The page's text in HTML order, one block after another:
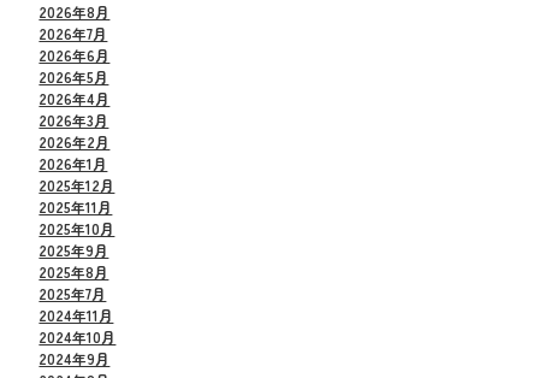
2026年8月
2026年7月
2026年6月
2026年5月
2026年4月
2026年3月
2026年2月
2026年1月
2025年12月
2025年11月
2025年10月
2025年9月
2025年8月
2025年7月
2024年11月
2024年10月
2024年9月